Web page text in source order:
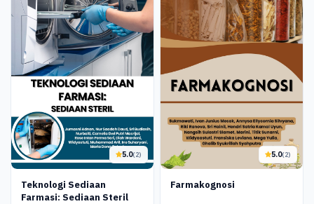
5.0(2)
Teknologi Sediaan
Farmasi: Sediaan Steril
5.0(2)
Farmakognosi